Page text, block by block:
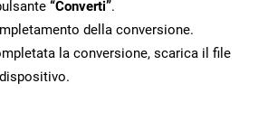
“Converti”.
della conversione.
la conversione, scarica il file